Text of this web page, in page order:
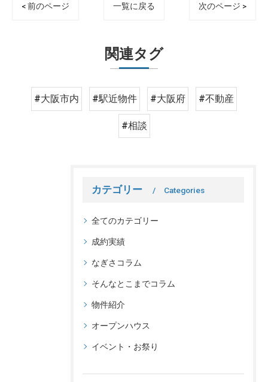
< 前のページ 一覧に戻る 次のページ >
関連タグ
#大阪市内 #駅近物件 #大阪府 #不動産
#相談
カテゴリー Categories
全てのカテゴリー
成約実績
なぎさコラム
そんなとこまでコラム
物件紹介
オープンハウス
イベント・お祭り